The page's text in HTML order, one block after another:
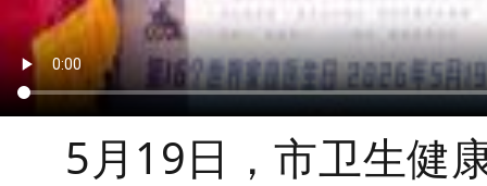
5月19日，市卫生健